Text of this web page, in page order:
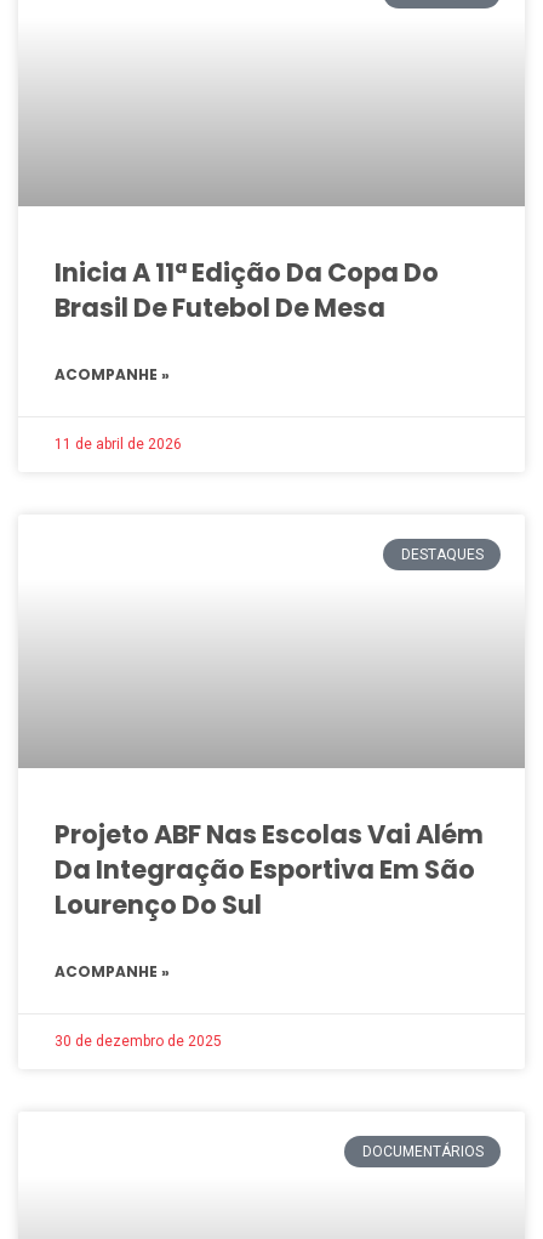
Inicia A 11ª Edição Da Copa Do
Brasil De Futebol De Mesa
ACOMPANHE »
11 de abril de 2026
DESTAQUES
Projeto ABF Nas Escolas Vai Além
Da Integração Esportiva Em São
Lourenço Do Sul
ACOMPANHE »
30 de dezembro de 2025
DOCUMENTÁRIOS